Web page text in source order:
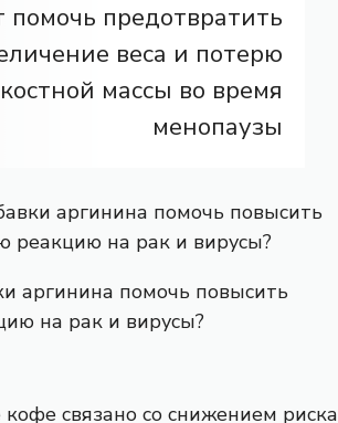
помочь предотвратить
веса и потерю
костной массы во время
менопаузы
аргинина помочь повысить
на рак и вирусы?